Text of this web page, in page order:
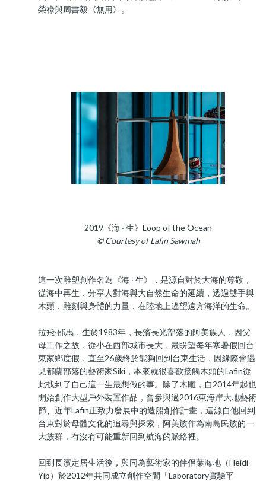
榮祿與周書毅《無用》。
2019《海 ‧ 生》Loop of the Ocean
© Courtesy of Lafin Sawmah
這一次雕塑創作名為《海 ‧ 生》，是源自對於大海的尊敬，
從海中再生，分享人對海與大自然生命的延續，透過雙手與
木頭，雕刻與身體的力量，在陸地上遙望遠方海洋的生命。
拉飛‧邵馬，生於1983年，長濱長光部落的阿美族人，因父
母工作之故，從小在西部城市長大，最盼望每年寒暑假回台
東家鄉度假，直至26歲終於能夠回到台東生活，因緣際會遇
見都蘭部落的藝術家Siki，本來就很喜歡接觸木頭的Lafin從
此找到了自己這一生最想做的事。除了木雕，自2014年起也
開始創作大型戶外裝置作品，曾參與過2016東海岸大地藝術
節、近年Lafin正致力發展中的造船創作計畫，這源自他回到
台東對於母體文化的追尋與探索，阿美族作為南島民族的一
大族群，有沒有可能重新回到航海的脈絡裡。
回到長濱定居生活後，與同為藝術家的伴侶葉海地（Heidi
Yip）於2012年共同成立創作空間「Laboratory實驗平